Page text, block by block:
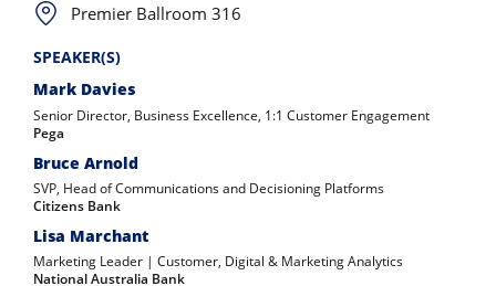
Premier Ballroom 316
SPEAKER(S)
Mark Davies
Senior Director, Business Excellence, 1:1 Customer Engagement
Pega
Bruce Arnold
SVP, Head of Communications and Decisioning Platforms
Citizens Bank
Lisa Marchant
Marketing Leader | Customer, Digital & Marketing Analytics
National Australia Bank